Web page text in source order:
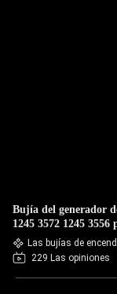
Bujía del generador
1245 3572 1245 3556
Las bujías de
229 Las opiniones